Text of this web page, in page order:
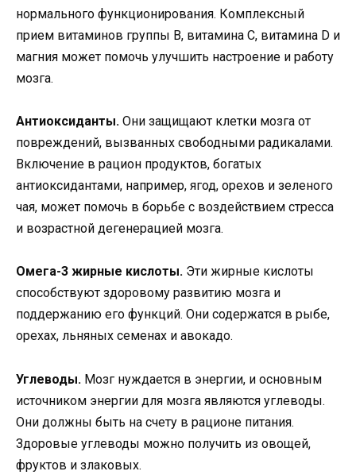
нормального функционирования. Комплексный
прием витаминов группы В, витамина С, витамина D и
магния может помочь улучшить настроение и работу
мозга.
Антиоксиданты. Они защищают клетки мозга от
повреждений, вызванных свободными радикалами.
Включение в рацион продуктов, богатых
антиоксидантами, например, ягод, орехов и зеленого
чая, может помочь в борьбе с воздействием стресса
и возрастной дегенерацией мозга.
Омега-3 жирные кислоты. Эти жирные кислоты
способствуют здоровому развитию мозга и
поддержанию его функций. Они содержатся в рыбе,
орехах, льняных семенах и авокадо.
Углеводы. Мозг нуждается в энергии, и основным
источником энергии для мозга являются углеводы.
Они должны быть на счету в рационе питания.
Здоровые углеводы можно получить из овощей,
фруктов и злаковых.